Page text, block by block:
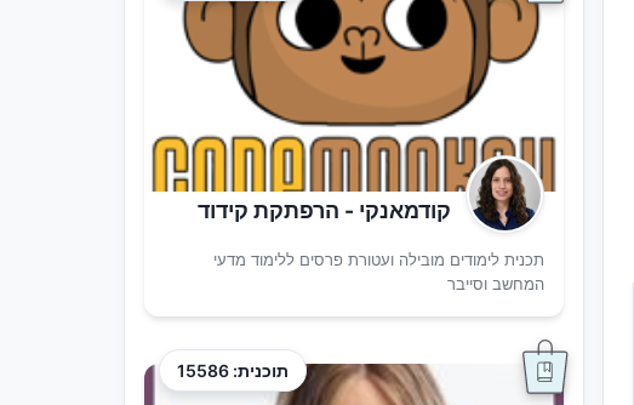
קודמאנקי - הרפתקת קידוד
תכנית לימודים מובילה ועטורת פרסים ללימוד מדעי
המחשב וסייבר
תוכנית: 15586